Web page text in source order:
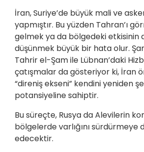
İran, Suriye’de büyük mali ve
yapmıştır. Bu yüzden Tahran’ı
gelmek ya da bölgedeki etkisinin
düşünmek büyük bir hata olur.
Tahrir el-Şam ile Lübnan’daki
çatışmalar da gösteriyor ki, İran
“direniş ekseni” kendini yeniden
potansiyeline sahiptir.
Bu süreçte, Rusya da Alevilerin
bölgelerde varlığını sürdürmeye
edecektir.